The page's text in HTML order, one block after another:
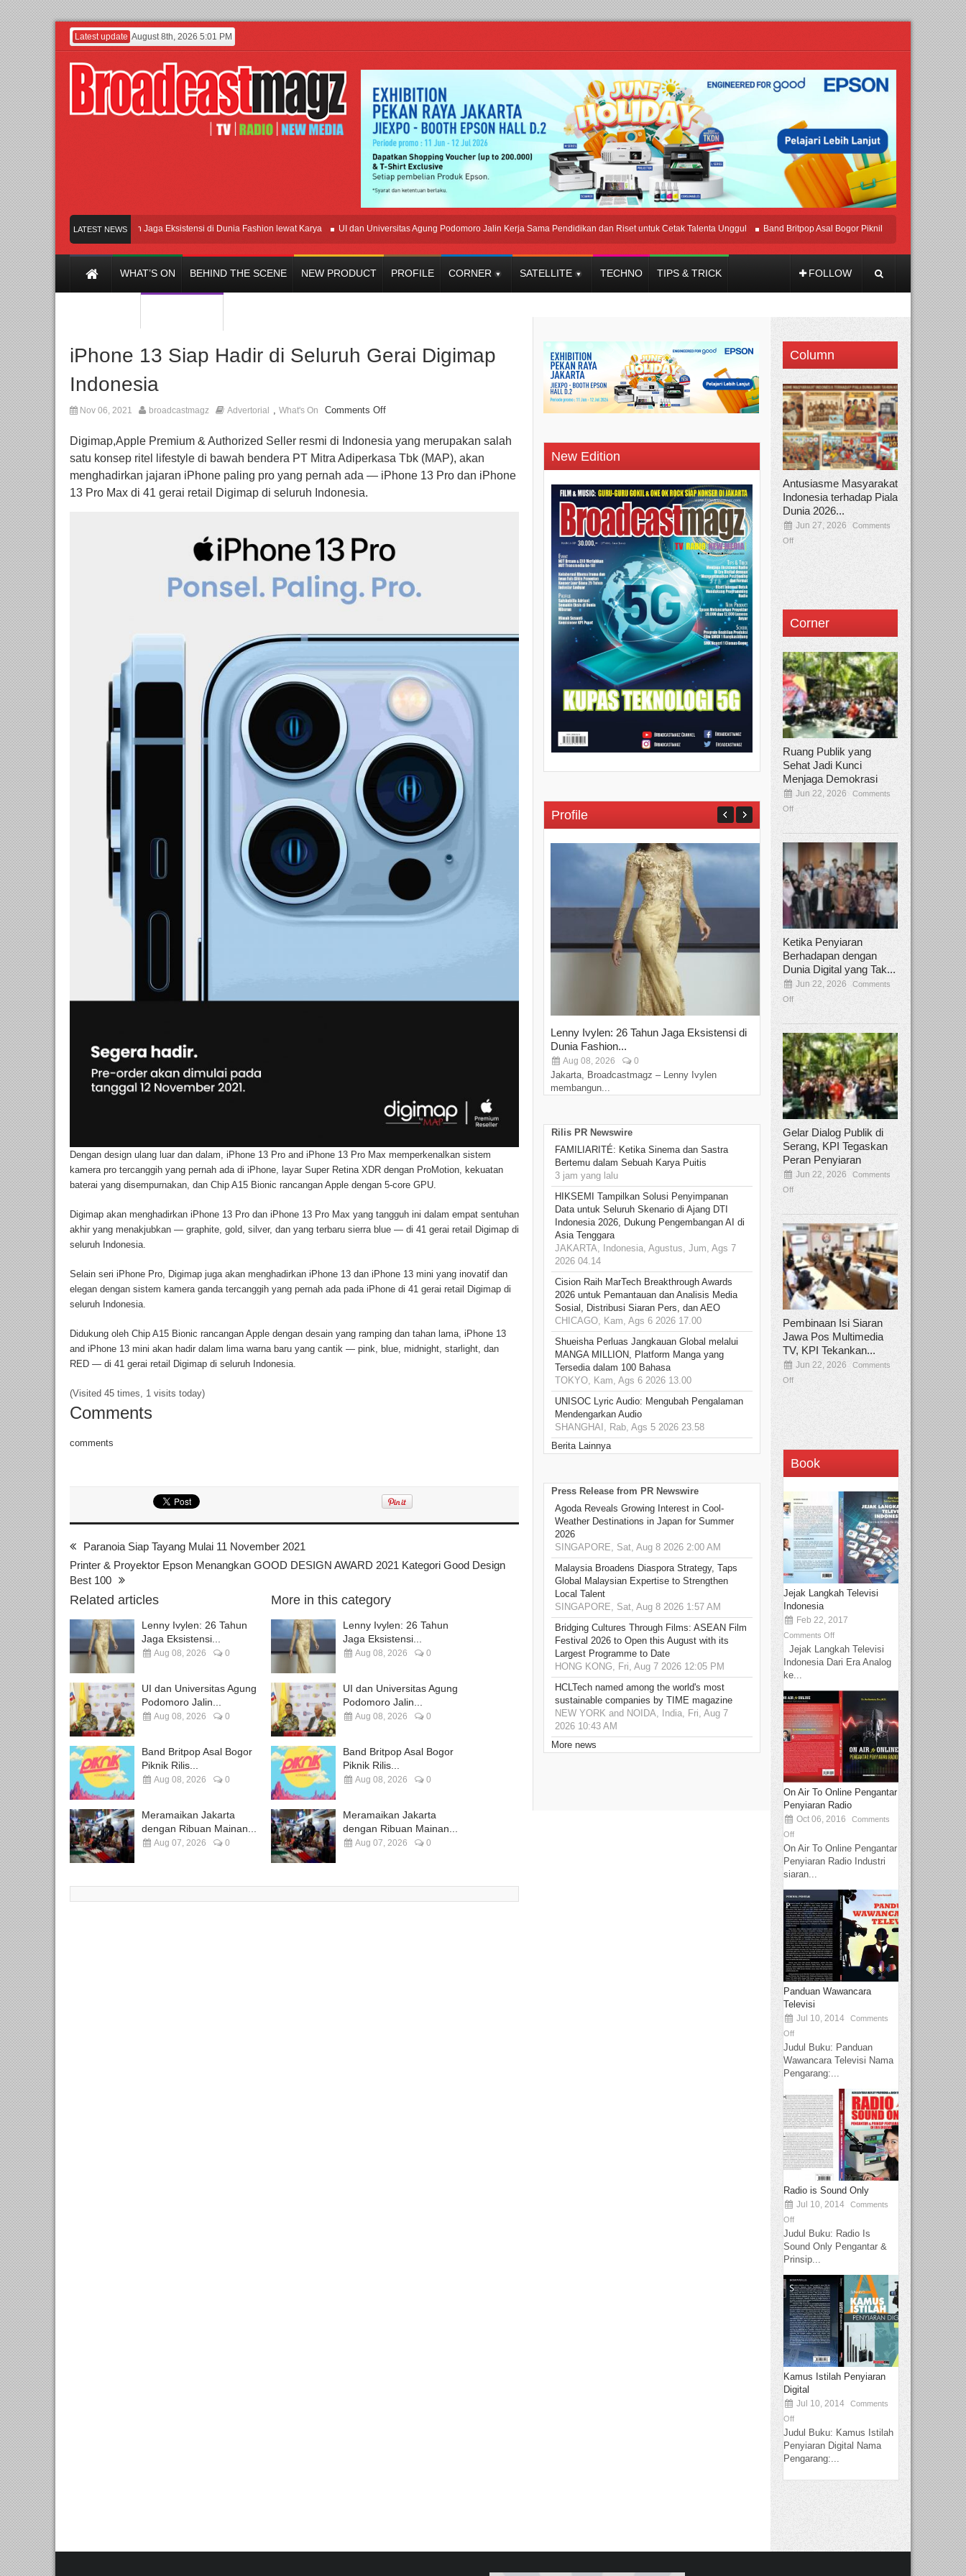
Latest update August 8th, 2026 5:01 PM
LATEST NEWS
Lenny Ivylen: 26 Tahun Jaga Eksistensi di Dunia Fashion lewat Karya UI dan Universitas Agung Podomoro Jalin Kerja Sama Pendidikan dan Riset untuk Cetak Talenta Unggul Band Britpop Asal Bogor Piknik Rilis Mini Album
WHAT’S ON BEHIND THE SCENE NEW PRODUCT PROFILE CORNER SATELLITE TECHNO TIPS & TRICK FOLLOW
iPhone 13 Siap Hadir di Seluruh Gerai Digimap
Indonesia
Nov 06, 2021 broadcastmagz Advertorial , What's On Comments Off
Digimap,Apple Premium & Authorized Seller resmi di Indonesia yang merupakan salah
satu konsep ritel lifestyle di bawah bendera PT Mitra Adiperkasa Tbk (MAP), akan
menghadirkan jajaran iPhone paling pro yang pernah ada — iPhone 13 Pro dan iPhone
13 Pro Max di 41 gerai retail Digimap di seluruh Indonesia.
Dengan design ulang luar dan dalam, iPhone 13 Pro and iPhone 13 Pro Max memperkenalkan sistem
kamera pro tercanggih yang pernah ada di iPhone, layar Super Retina XDR dengan ProMotion, kekuatan
baterai yang disempurnakan, dan Chip A15 Bionic rancangan Apple dengan 5-core GPU.
Digimap akan menghadirkan iPhone 13 Pro dan iPhone 13 Pro Max yang tangguh ini dalam empat sentuhan
akhir yang menakjubkan — graphite, gold, silver, dan yang terbaru sierra blue — di 41 gerai retail Digimap di
seluruh Indonesia.
Selain seri iPhone Pro, Digimap juga akan menghadirkan iPhone 13 dan iPhone 13 mini yang inovatif dan
elegan dengan sistem kamera ganda tercanggih yang pernah ada pada iPhone di 41 gerai retail Digimap di
seluruh Indonesia.
Didukung oleh Chip A15 Bionic rancangan Apple dengan desain yang ramping dan tahan lama, iPhone 13
and iPhone 13 mini akan hadir dalam lima warna baru yang cantik — pink, blue, midnight, starlight, dan
RED — di 41 gerai retail Digimap di seluruh Indonesia.
(Visited 45 times, 1 visits today)
Comments
comments
Paranoia Siap Tayang Mulai 11 November 2021
Printer & Proyektor Epson Menangkan GOOD DESIGN AWARD 2021 Kategori Good Design
Best 100
Related articles
Lenny Ivylen: 26 Tahun
Jaga Eksistensi...
Aug 08, 2026 0
UI dan Universitas Agung
Podomoro Jalin...
Aug 08, 2026 0
Band Britpop Asal Bogor
Piknik Rilis...
Aug 08, 2026 0
Meramaikan Jakarta
dengan Ribuan Mainan...
Aug 07, 2026 0
More in this category
Lenny Ivylen: 26 Tahun
Jaga Eksistensi...
Aug 08, 2026 0
UI dan Universitas Agung
Podomoro Jalin...
Aug 08, 2026 0
Band Britpop Asal Bogor
Piknik Rilis...
Aug 08, 2026 0
Meramaikan Jakarta
dengan Ribuan Mainan...
Aug 07, 2026 0
New Edition
Profile
Lenny Ivylen: 26 Tahun Jaga Eksistensi di
Dunia Fashion...
Aug 08, 2026 0
Jakarta, Broadcastmagz – Lenny Ivylen
membangun...
Yan Senjaya, Kreativitas Lima
Sinema Indonesia
Dec 22, 2025 Comments Off
Jakarta, Broadcastmagz – Yan Senjaya
Rilis PR Newswire
FAMILIARITÉ: Ketika Sinema dan Sastra
Bertemu dalam Sebuah Karya Puitis
3 jam yang lalu
HIKSEMI Tampilkan Solusi Penyimpanan
Data untuk Seluruh Skenario di Ajang DTI
Indonesia 2026, Dukung Pengembangan AI di
Asia Tenggara
JAKARTA, Indonesia, Agustus, Jum, Ags 7
2026 04.14
Cision Raih MarTech Breakthrough Awards
2026 untuk Pemantauan dan Analisis Media
Sosial, Distribusi Siaran Pers, dan AEO
CHICAGO, Kam, Ags 6 2026 17.00
Shueisha Perluas Jangkauan Global melalui
MANGA MILLION, Platform Manga yang
Tersedia dalam 100 Bahasa
TOKYO, Kam, Ags 6 2026 13.00
UNISOC Lyric Audio: Mengubah Pengalaman
Mendengarkan Audio
SHANGHAI, Rab, Ags 5 2026 23.58
Berita Lainnya
Press Release from PR Newswire
Agoda Reveals Growing Interest in Cool-
Weather Destinations in Japan for Summer
2026
SINGAPORE, Sat, Aug 8 2026 2:00 AM
Malaysia Broadens Diaspora Strategy, Taps
Global Malaysian Expertise to Strengthen
Local Talent
SINGAPORE, Sat, Aug 8 2026 1:57 AM
Bridging Cultures Through Films: ASEAN Film
Festival 2026 to Open this August with its
Largest Programme to Date
HONG KONG, Fri, Aug 7 2026 12:05 PM
HCLTech named among the world's most
sustainable companies by TIME magazine
NEW YORK and NOIDA, India, Fri, Aug 7
2026 10:43 AM
More news
Column
Antusiasme Masyarakat
Indonesia terhadap Piala
Dunia 2026...
Jun 27, 2026
Comments
Off
Corner
Ruang Publik yang
Sehat Jadi Kunci
Menjaga Demokrasi
Jun 22, 2026
Comments
Off
Ketika Penyiaran
Berhadapan dengan
Dunia Digital yang Tak...
Jun 22, 2026
Comments
Off
Gelar Dialog Publik di
Serang, KPI Tegaskan
Peran Penyiaran
Jun 22, 2026
Comments
Off
Pembinaan Isi Siaran
Jawa Pos Multimedia
TV, KPI Tekankan...
Jun 22, 2026
Comments
Off
Book
Jejak Langkah Televisi
Indonesia
Feb 22, 2017
Comments Off
Jejak Langkah Televisi
Indonesia Dari Era Analog
ke...
On Air To Online Pengantar
Penyiaran Radio
Oct 06, 2016
Comments
Off
On Air To Online Pengantar
Penyiaran Radio Industri
siaran...
Panduan Wawancara
Televisi
Jul 10, 2014
Comments
Off
Judul Buku: Panduan
Wawancara Televisi Nama
Pengarang:...
Radio is Sound Only
Jul 10, 2014
Comments
Off
Judul Buku: Radio Is
Sound Only Pengantar &
Prinsip...
Kamus Istilah Penyiaran
Digital
Jul 10, 2014
Comments
Off
Judul Buku: Kamus Istilah
Penyiaran Digital Nama
Pengarang:...